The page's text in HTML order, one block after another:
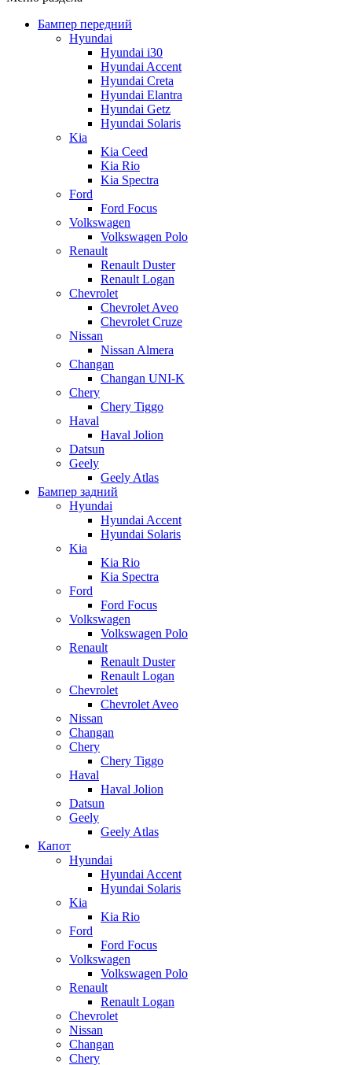
Бампер передний
Hyundai
Hyundai i30
Hyundai Accent
Hyundai Creta
Hyundai Elantra
Hyundai Getz
Hyundai Solaris
Kia
Kia Ceed
Kia Rio
Kia Spectra
Ford
Ford Focus
Volkswagen
Volkswagen Polo
Renault
Renault Duster
Renault Logan
Chevrolet
Chevrolet Aveo
Chevrolet Cruze
Nissan
Nissan Almera
Changan
Changan UNI-K
Chery
Chery Tiggo
Haval
Haval Jolion
Datsun
Geely
Geely Atlas
Бампер задний
Hyundai
Hyundai Accent
Hyundai Solaris
Kia
Kia Rio
Kia Spectra
Ford
Ford Focus
Volkswagen
Volkswagen Polo
Renault
Renault Duster
Renault Logan
Chevrolet
Chevrolet Aveo
Nissan
Changan
Chery
Chery Tiggo
Haval
Haval Jolion
Datsun
Geely
Geely Atlas
Капот
Hyundai
Hyundai Accent
Hyundai Solaris
Kia
Kia Rio
Ford
Ford Focus
Volkswagen
Volkswagen Polo
Renault
Renault Logan
Chevrolet
Nissan
Changan
Chery